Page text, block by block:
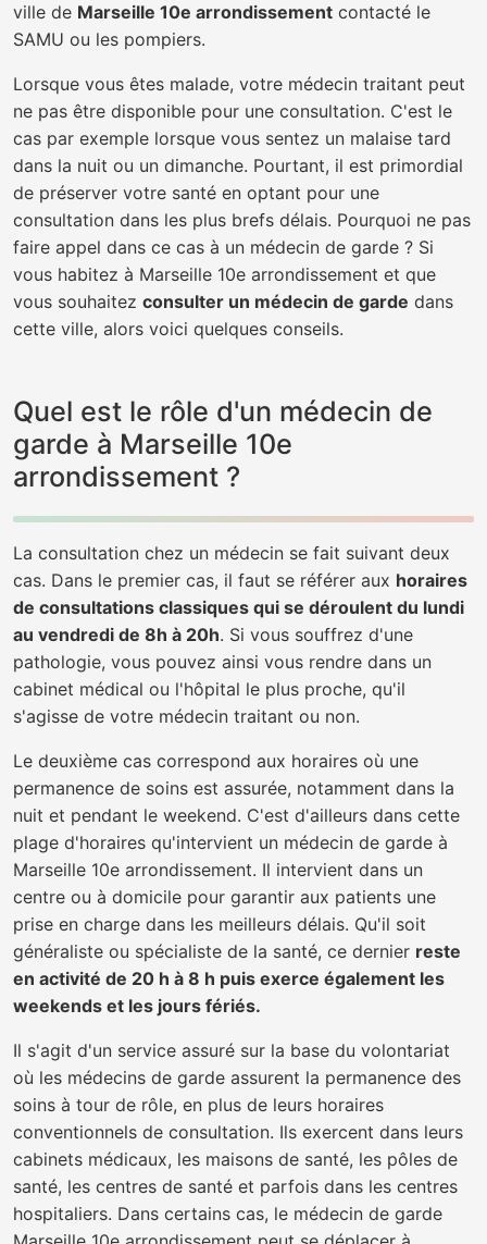
ville de Marseille 10e arrondissement contacté le
SAMU ou les pompiers.
Lorsque vous êtes malade, votre médecin traitant peut
ne pas être disponible pour une consultation. C'est le
cas par exemple lorsque vous sentez un malaise tard
dans la nuit ou un dimanche. Pourtant, il est primordial
de préserver votre santé en optant pour une
consultation dans les plus brefs délais. Pourquoi ne pas
faire appel dans ce cas à un médecin de garde ? Si
vous habitez à Marseille 10e arrondissement et que
vous souhaitez consulter un médecin de garde dans
cette ville, alors voici quelques conseils.
Quel est le rôle d'un médecin de
garde à Marseille 10e
arrondissement ?
La consultation chez un médecin se fait suivant deux
cas. Dans le premier cas, il faut se référer aux horaires
de consultations classiques qui se déroulent du lundi
au vendredi de 8h à 20h. Si vous souffrez d'une
pathologie, vous pouvez ainsi vous rendre dans un
cabinet médical ou l'hôpital le plus proche, qu'il
s'agisse de votre médecin traitant ou non.
Le deuxième cas correspond aux horaires où une
permanence de soins est assurée, notamment dans la
nuit et pendant le weekend. C'est d'ailleurs dans cette
plage d'horaires qu'intervient un médecin de garde à
Marseille 10e arrondissement. Il intervient dans un
centre ou à domicile pour garantir aux patients une
prise en charge dans les meilleurs délais. Qu'il soit
généraliste ou spécialiste de la santé, ce dernier reste
en activité de 20 h à 8 h puis exerce également les
weekends et les jours fériés.
Il s'agit d'un service assuré sur la base du volontariat
où les médecins de garde assurent la permanence des
soins à tour de rôle, en plus de leurs horaires
conventionnels de consultation. Ils exercent dans leurs
cabinets médicaux, les maisons de santé, les pôles de
santé, les centres de santé et parfois dans les centres
hospitaliers. Dans certains cas, le médecin de garde